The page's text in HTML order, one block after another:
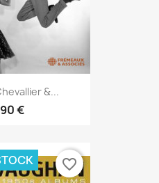
&...
€
favorite_border